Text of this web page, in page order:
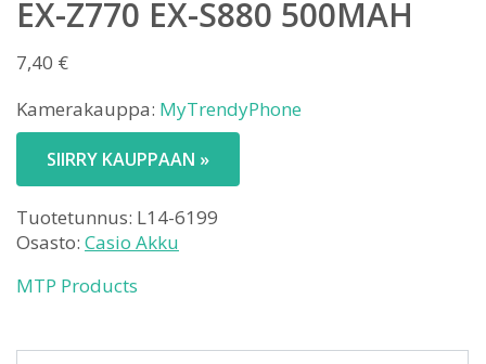
EX-Z770 EX-S880 500MAH
7,40 €
Kamerakauppa: MyTrendyPhone
SIIRRY KAUPPAAN »
Tuotetunnus: L14-6199
Osasto: Casio Akku
MTP Products